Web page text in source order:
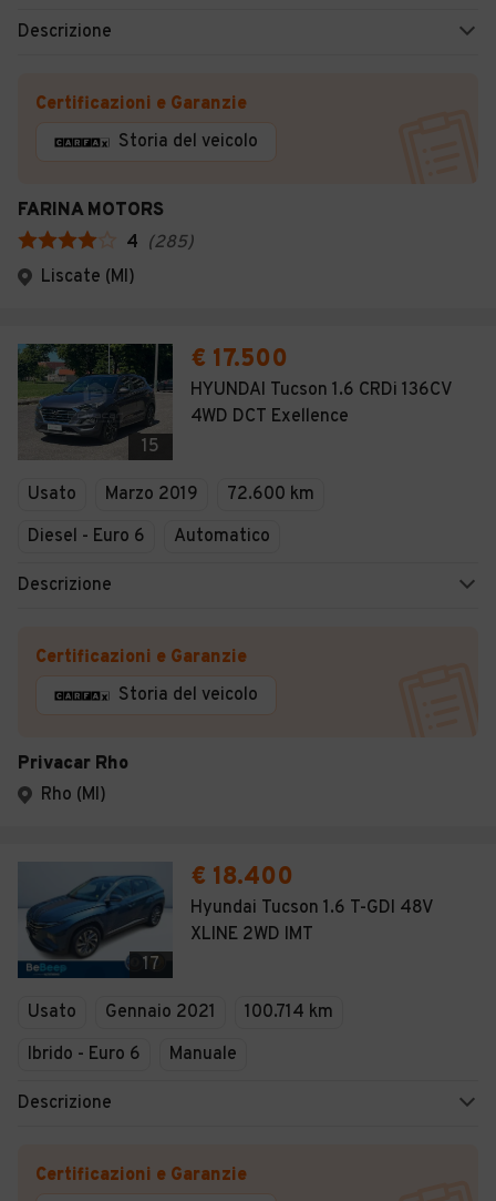
Descrizione
Certificazioni e Garanzie
Storia del veicolo
FARINA MOTORS
4 (285)
Liscate (MI)
15
€ 17.500
HYUNDAI Tucson 1.6 CRDi 136CV
4WD DCT Exellence
Usato Marzo 2019
72.600 km
Diesel - Euro 6
Automatico
Descrizione
Certificazioni e Garanzie
Storia del veicolo
Privacar Rho
Rho (MI)
17
€ 18.400
Hyundai Tucson 1.6 T-GDI 48V
XLINE 2WD IMT
Usato Gennaio 2021
100.714 km
Ibrido - Euro 6
Manuale
Descrizione
Certificazioni e Garanzie